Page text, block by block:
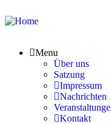
Menu
Über uns
Satzung
Impressum
Nachrichten
Kontakt